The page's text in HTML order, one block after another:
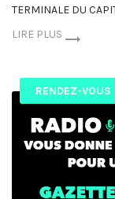
TERMINALE DU
LIRE PLUS
RENDEZ-VOUS